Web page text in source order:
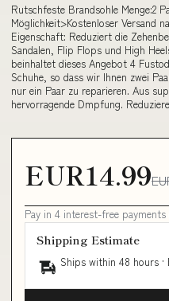
Rutschfeste Brandsohle Menge:2
Möglichkeit>Kostenloser Versand
Eigenschaft: Reduziert die
Sandalen, Flip Flops und High
beinhaltet dieses Angebot 4
Schuhe, so dass wir Ihnen zwei
nur ein Paar zu reparieren. Aus
hervorragende Dmpfung.
EUR14.99
Pay in 4 interest-free
Shipping Estimate
Ships within 48 hours ·